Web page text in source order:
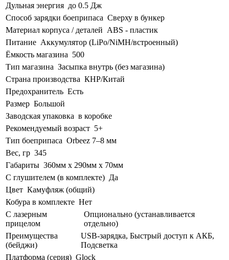
Дульная энергия до 0.5 Дж
Способ зарядки боеприпаса Сверху в бункер
Материал корпуса / деталей ABS - пластик
Питание Аккумулятор (LiPo/NiMH/встроенный)
Ёмкость магазина 500
Тип магазина Засыпка внутрь (без магазина)
Страна производства КНР/Китай
Предохранитель Есть
Размер Большой
Заводская упаковка в коробке
Рекомендуемый возраст 5+
Тип боеприпаса Orbeez 7–8 мм
Вес, гр 345
Габариты 360мм х 290мм х 70мм
С глушителем (в комплекте) Да
Цвет Камуфляж (общий)
Кобура в комплекте Нет
С лазерным
прицелом
Опционально (устанавливается
отдельно)
Преимущества
(бейджи)
USB-зарядка, Быстрый доступ к АКБ,
Подсветка
Платформа (серия) Glock